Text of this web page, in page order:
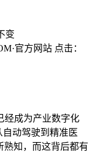
变
官方网站 点击：
成为产业数字化
动驾驶到精准医
知，而这背后都有